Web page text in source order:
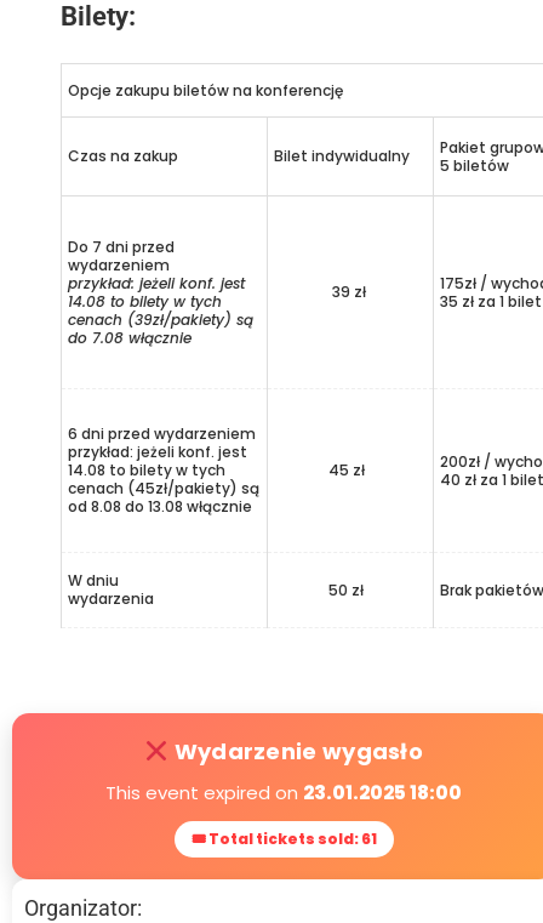
Bilety:
Opcje zakupu biletów na konferencję
Czas na zakup Bilet indywidualny
Pakiet
5 biletów
Do 7 dni przed
wydarzeniem
przykład: jeżeli konf. jest
14.08 to bilety w tych
cenach (39zł/pakiety) są
do 7.08 włącznie
39 zł
175zł /
35 zł za 1 bilet
6 dni przed wydarzeniem
przykład: jeżeli konf. jest
14.08 to bilety w tych
cenach (45zł/pakiety) są
od 8.08 do 13.08 włącznie
45 zł
200zł /
40 zł za 1 bilet
W dniu
wydarzenia
50 zł Brak pakietów
Wydarzenie wygasło
This event expired on 23.01.2025 18:00
🎟 Total tickets sold: 61
Organizator: